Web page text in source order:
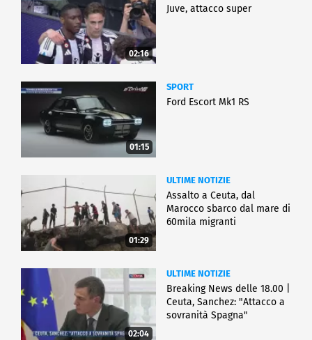
02:16
Juve, attacco super
01:15
SPORT
Ford Escort Mk1 RS
01:29
ULTIME NOTIZIE
Assalto a Ceuta, dal
Marocco sbarco dal mare di
60mila migranti
02:04
ULTIME NOTIZIE
Breaking News delle 18.00 |
Ceuta, Sanchez: "Attacco a
sovranità Spagna"